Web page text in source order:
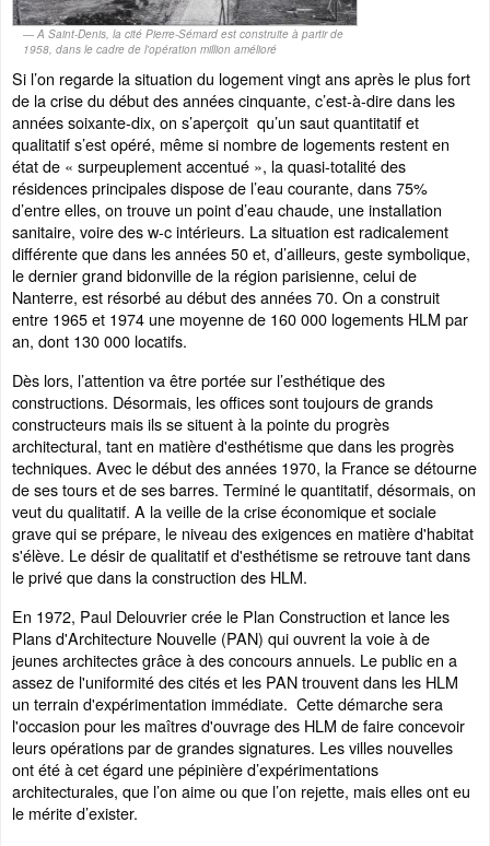
A Saint-Denis, la cité Pierre-Sémard est construite à partir de
1958, dans le cadre de l'opération million amélioré
Si l’on regarde la situation du logement vingt ans après le plus fort
de la crise du début des années cinquante, c’est-à-dire dans les
années soixante-dix, on s’aperçoit qu’un saut quantitatif et
qualitatif s’est opéré, même si nombre de logements restent en
état de « surpeuplement accentué », la quasi-totalité des
résidences principales dispose de l’eau courante, dans 75%
d’entre elles, on trouve un point d’eau chaude, une installation
sanitaire, voire des w-c intérieurs. La situation est radicalement
différente que dans les années 50 et, d’ailleurs, geste symbolique,
le dernier grand bidonville de la région parisienne, celui de
Nanterre, est résorbé au début des années 70. On a construit
entre 1965 et 1974 une moyenne de 160 000 logements HLM par
an, dont 130 000 locatifs.
Dès lors, l’attention va être portée sur l’esthétique des
constructions. Désormais, les offices sont toujours de grands
constructeurs mais ils se situent à la pointe du progrès
architectural, tant en matière d'esthétisme que dans les progrès
techniques. Avec le début des années 1970, la France se détourne
de ses tours et de ses barres. Terminé le quantitatif, désormais, on
veut du qualitatif. A la veille de la crise économique et sociale
grave qui se prépare, le niveau des exigences en matière d'habitat
s'élève. Le désir de qualitatif et d'esthétisme se retrouve tant dans
le privé que dans la construction des HLM.
En 1972, Paul Delouvrier crée le Plan Construction et lance les
Plans d'Architecture Nouvelle (PAN) qui ouvrent la voie à de
jeunes architectes grâce à des concours annuels. Le public en a
assez de l'uniformité des cités et les PAN trouvent dans les HLM
un terrain d'expérimentation immédiate. Cette démarche sera
l'occasion pour les maîtres d'ouvrage des HLM de faire concevoir
leurs opérations par de grandes signatures. Les villes nouvelles
ont été à cet égard une pépinière d’expérimentations
architecturales, que l’on aime ou que l’on rejette, mais elles ont eu
le mérite d’exister.